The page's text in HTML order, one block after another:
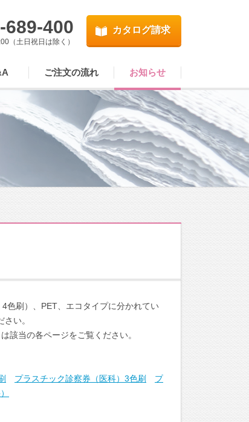
689-400
（土日祝日は除く）
カタログ請求
ご注文の流れ お知らせ
色刷）、PET、エコタイプに分かれてい
い。
該当の各ページをご覧ください。
プラスチック診察券（医科）3色刷
プ